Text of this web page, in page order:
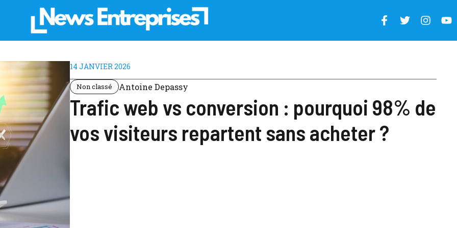
14 JANVIER 2026
Non classé Antoine Depassy
Trafic web vs conversion : pourquoi 98% de
vos visiteurs repartent sans acheter ?